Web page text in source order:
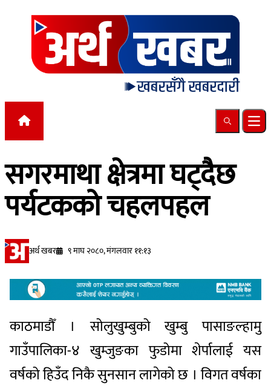
Skip to content
Search
सगरमाथा क्षेत्रमा घट्दैछ
पर्यटकको चहलपहल
अर्थ खबर ९ माघ २०८०, मंगलवार ११:१३
काठमाडौँ । सोलुखुम्बुको खुम्बु पासाङल्हामु
गाउँपालिका-४ खुम्जुङका फुडोमा शेर्पालाई यस
वर्षको हिउँद निकै सुनसान लागेको छ । विगत वर्षका